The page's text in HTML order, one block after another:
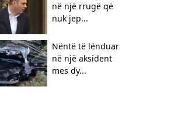
në një rrugë që
nuk jep...
Nëntë të lënduar
në një aksident
mes dy...